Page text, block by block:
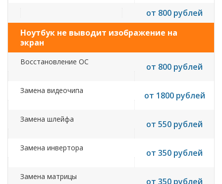
от 800 рублей
Ноутбук не выводит изображение на
экран
Восстановление ОС от 800 рублей
Замена видеочипа от 1800 рублей
Замена шлейфа от 550 рублей
Замена инвертора от 350 рублей
Замена матрицы от 350 рублей